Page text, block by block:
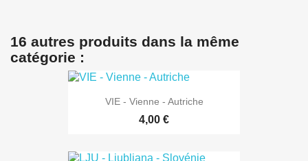
16 autres produits dans la même
catégorie :
VIE - Vienne - Autriche
4,00 €